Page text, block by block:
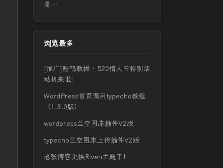
是…
浏览最多
[推广]酷鸭数据 · 520情人节特别活
动机来啦！
WordPress首页调用typecho教程
（1.3.0版）
wordpress兰空图床插件V2版
typecho兰空图床上传插件V2版
老张博客更换Riven主题了！